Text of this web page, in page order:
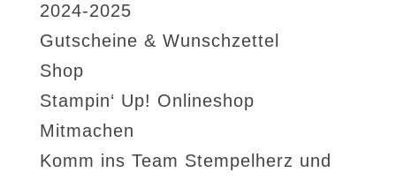
2024-2025
Gutscheine & Wunschzettel
Shop
Stampin‘ Up! Onlineshop
Mitmachen
Komm ins Team Stempelherz und